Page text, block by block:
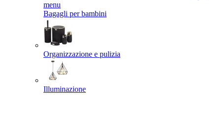
menu
Bagagli per bambini
Organizzazione e pulizia
Illuminazione